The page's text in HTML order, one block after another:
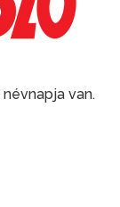
névnapja van.